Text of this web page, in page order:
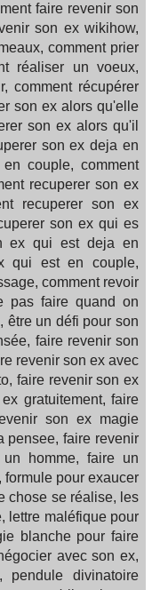
faire revenir son
son ex wikihow,
comment prier
réaliser un voeux,
comment récupérer
son ex alors qu'elle
son ex alors qu'il
son ex deja en
couple, comment
recuperer son ex
recuperer son ex
son ex qui es
ex qui est deja en
qui est en couple,
comment revoir
pas faire quand on
être un défi pour son
faire revenir son
revenir son ex avec
faire revenir son ex
gratuitement, faire
son ex magie
pensee, faire revenir
homme, faire un
pour exaucer
chose se réalise, les
lettre maléfique pour
blanche pour faire
avec son ex,
pendule divinatoire